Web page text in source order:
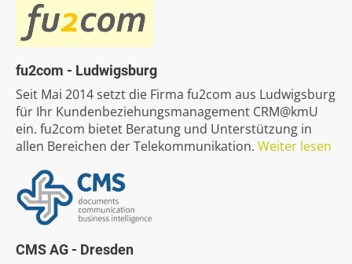
fu2com - Ludwigsburg
Seit Mai 2014 setzt die Firma fu2com aus Ludwigsburg
für Ihr Kundenbeziehungsmanagement CRM@kmU
ein. fu2com bietet Beratung und Unterstützung in
allen Bereichen der Telekommunikation. Weiter lesen
CMSAG - Dresden